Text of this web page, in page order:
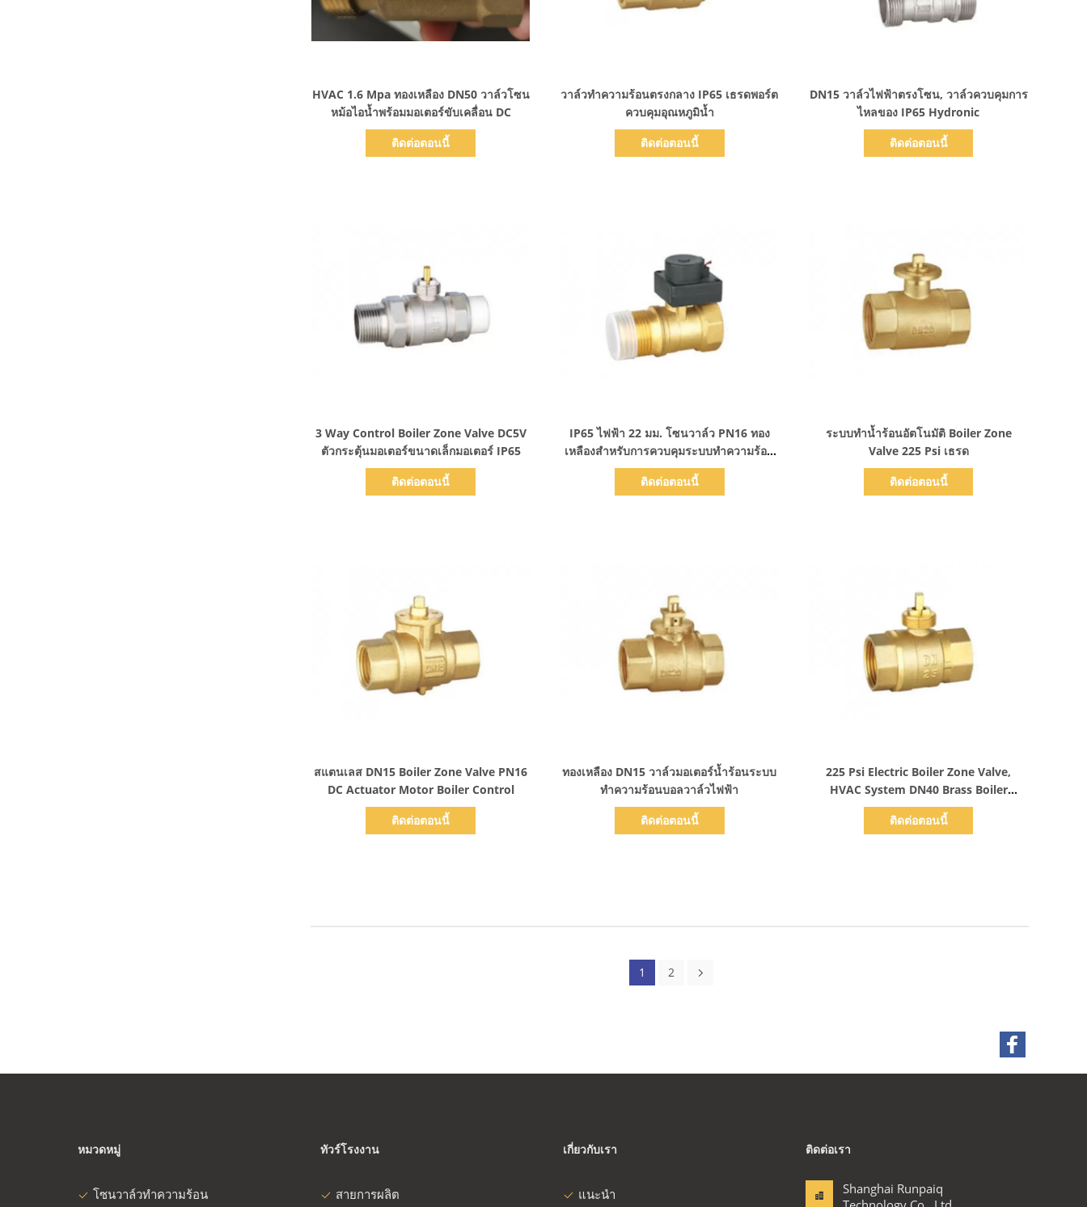
แสดงรายละเอียด
HVAC 1.6 Mpa ทองเหลือง DN50 วาล์วโซน
หม้อไอน้ำพร้อมมอเตอร์ขับเคลื่อน DC
ติดต่อตอนนี้
วาล์วทำความร้อนตรงกลาง IP65 เธรดพอร์ต
ควบคุมอุณหภูมิน้ำ
ติดต่อตอนนี้
แสดงรายละเอียด
DN15 วาล์วไฟฟ้าตรงโซน, วาล์วควบคุมการ
ไหลของ IP65 Hydronic
ติดต่อตอนนี้
3 Way Control Boiler Zone Valve DC5V
ตัวกระตุ้นมอเตอร์ขนาดเล็กมอเตอร์ IP65
ติดต่อตอนนี้
แสดงรายละเอียด
IP65 ไฟฟ้า 22 มม. โซนวาล์ว PN16 ทอง
เหลืองสำหรับการควบคุมระบบทำความร้อน
ส่วนกลาง
ติดต่อตอนนี้
แสดงรายละเอียด
ระบบทำน้ำร้อนอัตโนมัติ Boiler Zone
Valve 225 Psi เธรด
ติดต่อตอนนี้
สแตนเลส DN15 Boiler Zone Valve PN16
DC Actuator Motor Boiler Control
ติดต่อตอนนี้
แสดงรายละเอียด
ทองเหลือง DN15 วาล์วมอเตอร์น้ำร้อนระบบ
ทำความร้อนบอลวาล์วไฟฟ้า
ติดต่อตอนนี้
225 Psi Electric Boiler Zone Valve,
HVAC System DN40 Brass Boiler
Motorized Valve
ติดต่อตอนนี้
1 2
หมวดหมู่
โซนวาล์วทำความร้อน
ทัวร์โรงงาน
สายการผลิต
เกี่ยวกับเรา
แนะนำ
ติดต่อเรา
Shanghai Runpaiq